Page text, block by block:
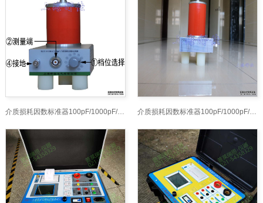
介质损耗因数标准器100pF/1000pF/10000nF高压标准电容 介质损耗因数标准器100pF/1000pF/10000nF高压标准电容